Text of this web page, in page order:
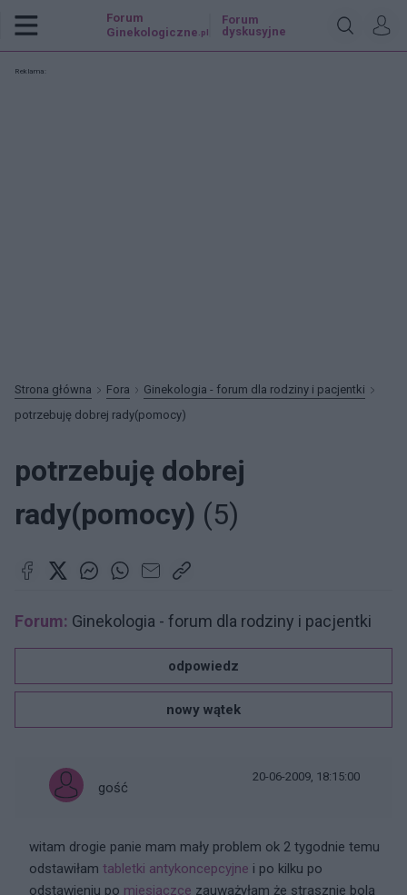
Forum
Ginekologiczne .pl
Forum
dyskusyjne
Reklama:
Strona główna Fora
Ginekologia - forum dla rodziny i pacjentki
potrzebuję dobrej rady(pomocy)
potrzebuję dobrej
rady(pomocy) (5)
Forum: Ginekologia - forum dla rodziny i pacjentki
odpowiedz
nowy wątek
gość
20-06-2009, 18:15:00
witam drogie panie mam mały problem ok 2 tygodnie temu
odstawiłam tabletki antykoncepcyjne i po kilku po
odstawieniu po miesiączce zauważyłam że strasznie bolą